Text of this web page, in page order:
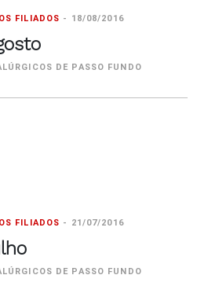
FILIADOS - 18/08/2016
DE PASSO FUNDO
FILIADOS - 21/07/2016
DE PASSO FUNDO